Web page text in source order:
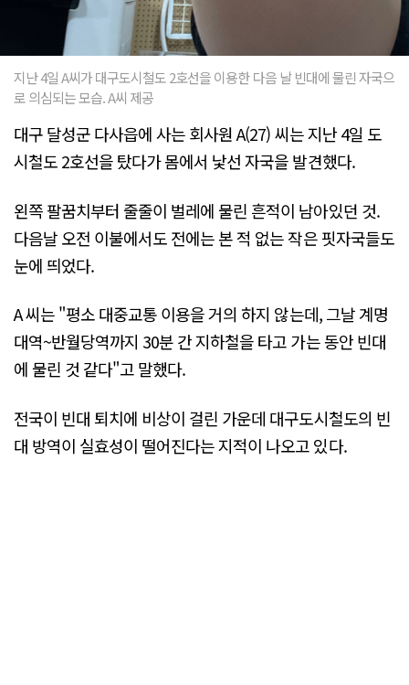
지난 4일 A씨가 대구도시철도 2호선을 이용한 다음 날 빈대에 물린 자국으
로 의심되는 모습. A씨 제공
대구 달성군 다사읍에 사는 회사원 A(27) 씨는 지난 4일 도
시철도 2호선을 탔다가 몸에서 낯선 자국을 발견했다.
왼쪽 팔꿈치부터 줄줄이 벌레에 물린 흔적이 남아있던 것.
다음날 오전 이불에서도 전에는 본 적 없는 작은 핏자국들도
눈에 띄었다.
A 씨는 "평소 대중교통 이용을 거의 하지 않는데, 그날 계명
대역~반월당역까지 30분 간 지하철을 타고 가는 동안 빈대
에 물린 것 같다"고 말했다.
전국이 빈대 퇴치에 비상이 걸린 가운데 대구도시철도의 빈
대 방역이 실효성이 떨어진다는 지적이 나오고 있다.